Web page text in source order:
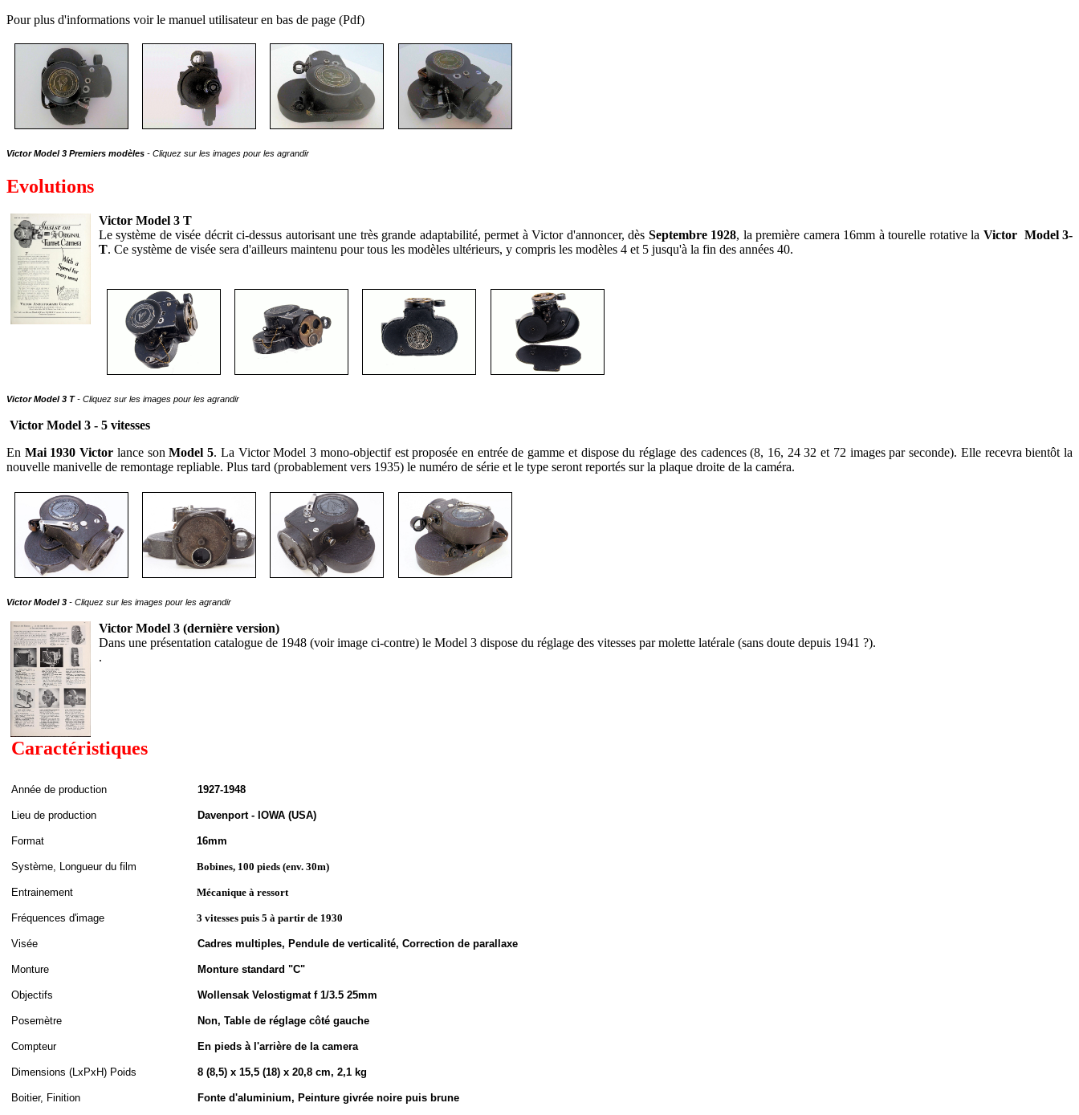
Pour plus d'informations voir le manuel utilisateur en bas de page (Pdf)
Victor Model 3 Premiers modèles - Cliquez sur les images pour les agrandir
Evolutions
Victor Model 3 T
Le système de visée décrit ci-dessus autorisant une très grande adaptabilité, permet à Victor d'annoncer, dès Septembre 1928, la première camera 16mm à tourelle rotative la Victor Model 3-
T. Ce système de visée sera d'ailleurs maintenu pour tous les modèles ultérieurs, y compris les modèles 4 et 5 jusqu'à la fin des années 40.
Victor Model 3 T- Cliquez sur les images pour les agrandir
Victor Model 3 - 5 vitesses
En Mai 1930 Victor lance sonModel 5. La Victor Model 3 mono-objectif est proposée en entrée de gamme et dispose du réglage des cadences (8, 16, 24 32 et 72 images par seconde). Elle recevra bientôt la
nouvelle manivelle de remontage repliable. Plus tard (probablement vers 1935) le numéro de série et le type seront reportés sur la plaque droite de la caméra.
Victor Model 3 - Cliquez sur les images pour les agrandir
Victor Model 3 (dernière version)
Dans une présentation catalogue de 1948 (voir image ci-contre) le Model 3 dispose du réglage des vitesses par molette latérale (sans doute depuis 1941 ?).
.
Caractéristiques
Année de production 1927-1948
Lieu de production Davenport - IOWA (USA)
Format 16mm
Système, Longueur du film Bobines, 100 pieds (env. 30m)
Entrainement Mécanique à ressort
Fréquences d'image 3 vitesses puis 5 à partir de 1930
Visée Cadres multiples, Pendule de verticalité, Correction de parallaxe
Monture Monture standard "C"
Objectifs Wollensak Velostigmat f 1/3.5 25mm
Posemètre Non, Table de réglage côté gauche
Compteur En pieds à l'arrière de la camera
Dimensions (LxPxH) Poids 8 (8,5) x 15,5 (18) x 20,8 cm, 2,1 kg
Boitier, Finition Fonte d'aluminium, Peinture givrée noire puis brune